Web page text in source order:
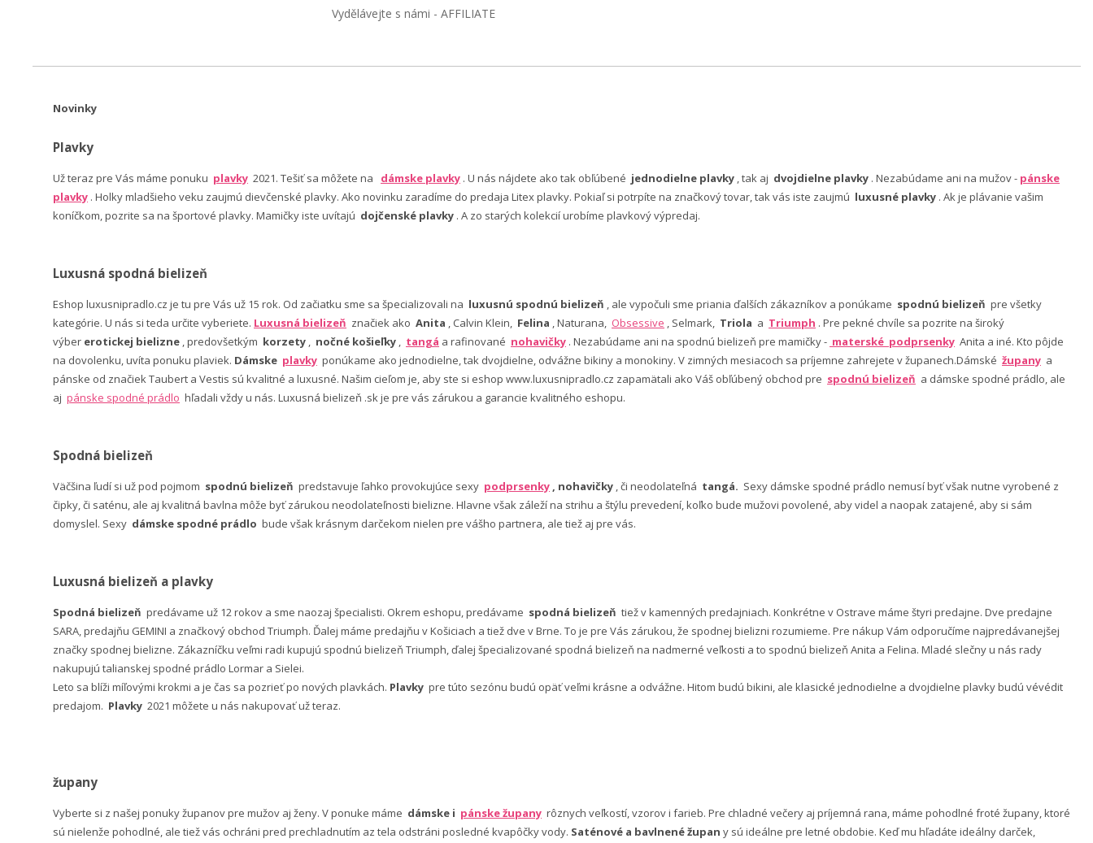
Vydělávejte s námi - AFFILIATE
Novinky
Plavky
Už teraz pre Vás máme ponuku plavky 2021. Tešiť sa môžete na dámske plavky . U nás nájdete ako tak obľúbené jednodielne plavky , tak aj dvojdielne plavky . Nezabúdame ani na mužov - pánske
plavky . Holky mladšieho veku zaujmú dievčenské plavky. Ako novinku zaradíme do predaja Litex plavky. Pokiaľ si potrpíte na značkový tovar, tak vás iste zaujmú luxusné plavky . Ak je plávanie vašim
koníčkom, pozrite sa na športové plavky. Mamičky iste uvítajú dojčenské plavky . A zo starých kolekcií urobíme plavkový výpredaj.
Luxusná spodná bielizeň
Eshop luxusnipradlo.cz je tu pre Vás už 15 rok. Od začiatku sme sa špecializovali na luxusnú spodnú bielizeň , ale vypočuli sme priania ďalších zákazníkov a ponúkame spodnú bielizeň pre všetky
kategórie. U nás si teda určite vyberiete. Luxusná bielizeň značiek ako Anita , Calvin Klein, Felina , Naturana, Obsessive , Selmark, Triola a Triumph . Pre pekné chvíle sa pozrite na široký
výber erotickej bielizne , predovšetkým korzety , nočné košieľky , tangá a rafinované nohavičky . Nezabúdame ani na spodnú bielizeň pre mamičky - materské podprsenky Anita a iné. Kto pôjde
na dovolenku, uvíta ponuku plaviek. Dámske plavky ponúkame ako jednodielne, tak dvojdielne, odvážne bikiny a monokiny. V zimných mesiacoch sa príjemne zahrejete v županech.Dámské župany a
pánske od značiek Taubert a Vestis sú kvalitné a luxusné. Našim cieľom je, aby ste si eshop www.luxusnipradlo.cz zapamätali ako Váš obľúbený obchod pre spodnú bielizeň a dámske spodné prádlo, ale
aj pánske spodné prádlo hľadali vždy u nás. Luxusná bielizeň .sk je pre vás zárukou a garancie kvalitného eshopu.
Spodná bielizeň
Väčšina ľudí si už pod pojmom spodnú bielizeň predstavuje ľahko provokujúce sexy podprsenky , nohavičky , či neodolateľná tangá. Sexy dámske spodné prádlo nemusí byť však nutne vyrobené z
čipky, či saténu, ale aj kvalitná bavlna môže byť zárukou neodolateľnosti bielizne. Hlavne však záleží na strihu a štýlu prevedení, koľko bude mužovi povolené, aby videl a naopak zatajené, aby si sám
domyslel. Sexy dámske spodné prádlo bude však krásnym darčekom nielen pre vášho partnera, ale tiež aj pre vás.
Luxusná bielizeň a plavky
Spodná bielizeň predávame už 12 rokov a sme naozaj špecialisti. Okrem eshopu, predávame spodná bielizeň tiež v kamenných predajniach. Konkrétne v Ostrave máme štyri predajne. Dve predajne
SARA, predajňu GEMINI a značkový obchod Triumph. Ďalej máme predajňu v Košiciach a tiež dve v Brne. To je pre Vás zárukou, že spodnej bielizni rozumieme. Pre nákup Vám odporučíme najpredávanejšej
značky spodnej bielizne. Zákazníčku veľmi radi kupujú spodnú bielizeň Triumph, ďalej špecializované spodná bielizeň na nadmerné veľkosti a to spodnú bielizeň Anita a Felina. Mladé slečny u nás rady
nakupujú talianskej spodné prádlo Lormar a Sielei.
Leto sa blíži míľovými krokmi a je čas sa pozrieť po nových plavkách. Plavky pre túto sezónu budú opäť veľmi krásne a odvážne. Hitom budú bikini, ale klasické jednodielne a dvojdielne plavky budú vévédit
predajom. Plavky 2021 môžete u nás nakupovať už teraz.
župany
Vyberte si z našej ponuky županov pre mužov aj ženy. V ponuke máme dámske i pánske župany rôznych veľkostí, vzorov i farieb. Pre chladné večery aj príjemná rana, máme pohodlné froté župany, ktoré
sú nielenže pohodlné, ale tiež vás ochráni pred prechladnutím az tela odstráni posledné kvapôčky vody. Saténové a bavlnené župan y sú ideálne pre letné obdobie. Keď mu hľadáte ideálny darček,